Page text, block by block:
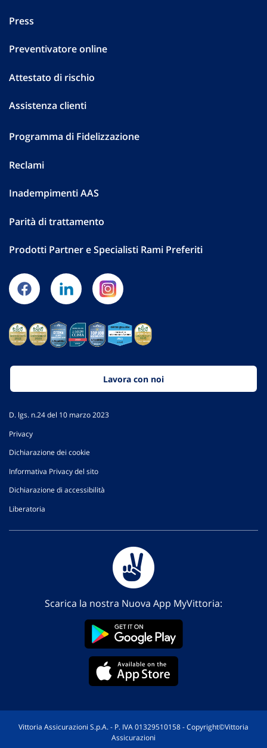
Press
Preventivatore online
Attestato di rischio
Assistenza clienti
Programma di Fidelizzazione
Reclami
Inadempimenti AAS
Parità di trattamento
Prodotti Partner e Specialisti Rami Preferiti
Lavora con noi
D. lgs. n.24 del 10 marzo 2023
Privacy
Dichiarazione dei cookie
Informativa Privacy del sito
Dichiarazione di accessibilità
Liberatoria
Scarica la nostra Nuova App MyVittoria:
Vittoria Assicurazioni S.p.A. - P. IVA 01329510158 - Copyright©Vittoria
Assicurazioni